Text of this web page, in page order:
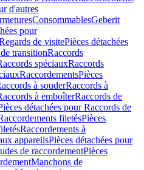
d'autres
ConsommablesGeberit
pour
de visitePièces détachées
transitionRaccords
spéciauxRaccords
RaccordementsPièces
à souderRaccords à
à emboîterRaccords de
détachées pour Raccords de
filetésPièces
Raccordements à
appareilsPièces détachées pour
de raccordementPièces
Manchons de